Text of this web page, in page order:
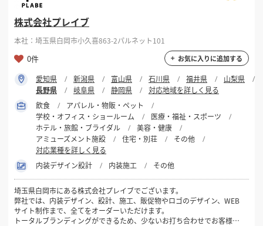
株式会社プレイブ
本社：埼玉県白岡市小久喜863-2パルネット101
0件 お気に入りに追加する
愛知県 新潟県 富山県 石川県 福井県
山梨県
長野県
岐阜県 静岡県
対応地域を詳しく見る
飲食
アパレル・物販・ペット
学校・オフィス・ショールーム
医療・福祉・スポーツ
ホテル・旅館・ブライダル
美容・健康
アミューズメント施設
住宅・別荘
その他
対応業種を詳しく見る
内装デザイン設計
内装施工 その他
埼玉県白岡市にある株式会社プレイブでございます。
弊社では、内装デザイン、設計、施工、販促物やロゴのデザイン、WEB
サイト制作まで、全てをオーダーいただけます。
トータルブランディングができるため、少ないお打ち合わせでお客様の